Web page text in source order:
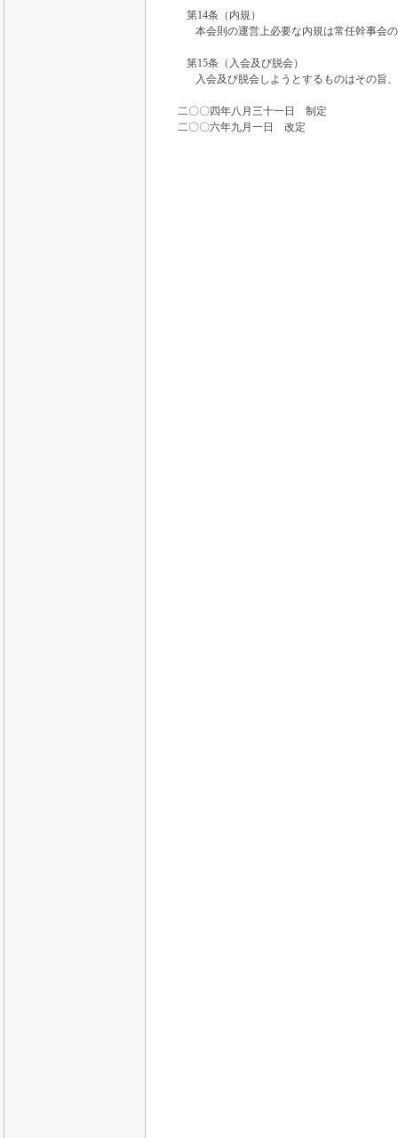
第14条（内規）
本会則の運営上必要な内規は常任幹事会
第15条（入会及び脱会）
入会及び脱会しようとするものはその旨
二〇〇四年八月三十一日 制定
二〇〇六年九月一日 改定